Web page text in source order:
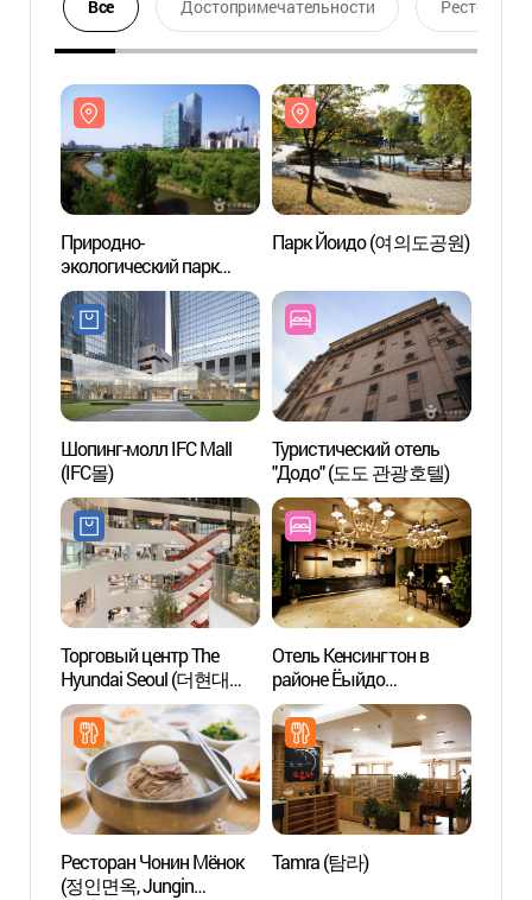
Все Достопримечательности Ресторан
Природно-
экологический парк
Йоидо Сэткан
(여의도샛강생태공원)
Парк Йоидо (여의도공원)
Шопинг-молл IFC Mall
(IFC몰)
Туристический отель
"Додо" (도도 관광호텔)
Торговый центр The
Hyundai Seoul (더현대
서울)
Отель Кенсингтон в
районе Ёыйдо
(켄싱턴호텔 여의도)
Ресторан Чонин Мёнок
(정인면옥, Jungin
Tamra (탐라)